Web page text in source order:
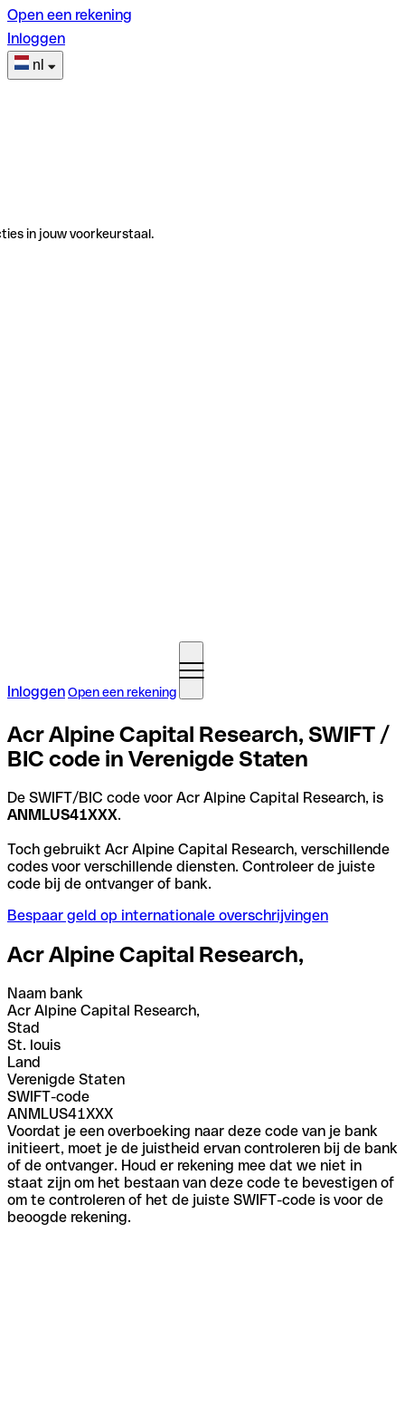
Open een rekening
Inloggen
nl
in jouw voorkeurstaal.
InloggenOpen een rekening
Acr Alpine Capital Research, SWIFT /
BIC code in Verenigde Staten
De SWIFT/BIC code voor Acr Alpine Capital Research, is
ANMLUS41XXX.
Toch gebruikt Acr Alpine Capital Research, verschillende
codes voor verschillende diensten. Controleer de juiste
code bij de ontvanger of bank.
Bespaar geld op internationale overschrijvingen
Acr Alpine Capital Research,
Naam bank
Acr Alpine Capital Research,
Stad
St. louis
Land
Verenigde Staten
SWIFT-code
ANMLUS41XXX
Voordat je een overboeking naar deze code van je bank
initieert, moet je de juistheid ervan controleren bij de bank
of de ontvanger. Houd er rekening mee dat we niet in
staat zijn om het bestaan van deze code te bevestigen of
om te controleren of het de juiste SWIFT-code is voor de
beoogde rekening.